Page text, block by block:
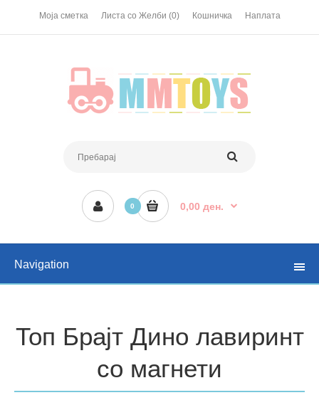
Моја сметка Листа со Желби (0) Кошничка Наплата
0 0,00 ден.
Navigation
Топ Брајт Дино лавиринт
со магнети